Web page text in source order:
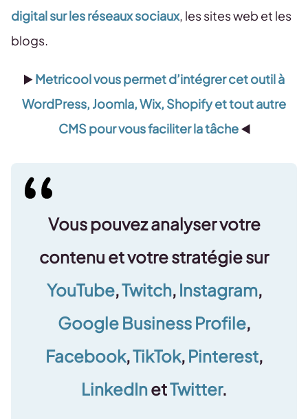
digital sur les réseaux sociaux, les sites web et les
blogs.
▶️Metricool vous permet d’intégrer cet outil à
WordPress, Joomla, Wix, Shopify et tout autre
CMS pour vous faciliter la tâche◀️
Vous pouvez analyser votre
contenu et votre stratégie sur
YouTube,Twitch, Instagram,
Google Business Profile,
Facebook,TikTok, Pinterest,
LinkedInetTwitter.